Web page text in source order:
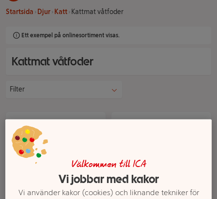
Startsida Djur Katt Kattmat våtfoder
Ett exempel på onlinesortiment visas.
Kattmat våtfoder
Filter
Välkommen till ICA
Vi jobbar med kakor
Vi använder kakor (cookies) och liknande tekniker för